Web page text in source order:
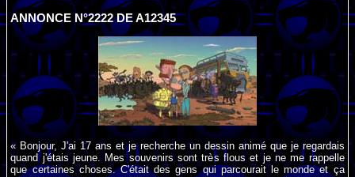
ANNONCE N°2222 DE A12345
« Bonjour, J'ai 17 ans et je recherche un dessin animé que je regardais
quand j'étais jeune. Mes souvenirs sont très flous et je ne me rappelle
que certaines choses. C'était des gens qui parcourait le monde et ça